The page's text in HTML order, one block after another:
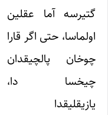
گتیرسه آما عقلین
اولماسا، حتی اگر قارا
چوخان پالچیقدان
چیخسا دا،
یازیقلیقدا